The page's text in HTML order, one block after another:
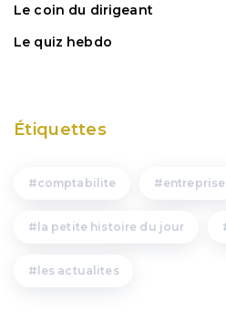
Le coin du dirigeant
Le quiz hebdo
Étiquettes
comptabilite entreprise
la petite histoire du jour
les actualites